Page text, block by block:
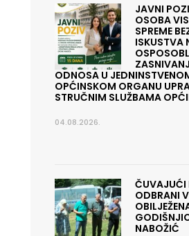
JAVNI
OSOBA
SPREME
ISKUSTVA
ODNOSA U
OPĆINSKOM ORGANU
STRUČNIM SLUŽBAMA
04.08.2026.
ČUVAJUĆI
ODBRANI
NABOŽIĆ